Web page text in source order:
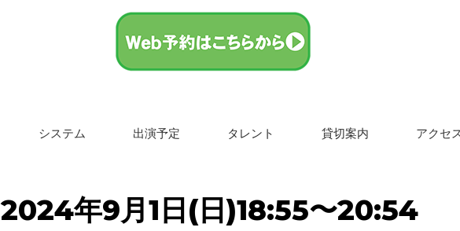
システム 出演予定 タレント 貸切案内 アクセ
2024年9月1日(日)18:55〜20:54